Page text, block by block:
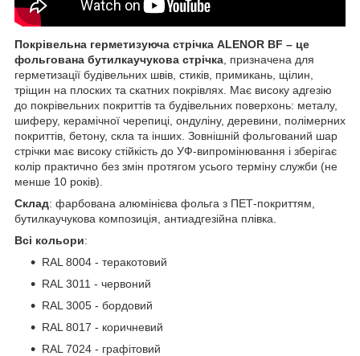
Покрівельна герметизуюча стрічка ALENOR BF – це
фольгована бутилкаучукова стрічка , призначена для
герметизації будівельних швів, стиків, примикань, щілин,
тріщин на плоских та скатних покрівлях. Має високу адгезію
до покрівельних покриттів та будівельних поверхонь: металу,
шиферу, керамічної черепиці, ондуліну, деревини, полімерних
покриттів, бетону, скла та інших. Зовнішній фольгований шар
стрічки має високу стійкість до УФ-випромінювання і зберігає
колір практично без змін протягом усього терміну служби (не
менше 10 років).
Склад: фарбована алюмінієва фольга з ПЕТ-покриттям,
бутилкаучукова композиція, антиадгезійна плівка.
Всі кольори:
RAL 8004 - теракотовий
RAL 3011 - червоний
RAL 3005 - бордовий
RAL 8017 - коричневий
RAL 7024 - графітовий